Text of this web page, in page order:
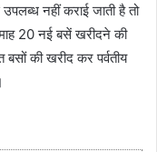
नहीं कराई जाती है तो
20 नई बसें खरीदने की
की खरीद कर पर्वतीय